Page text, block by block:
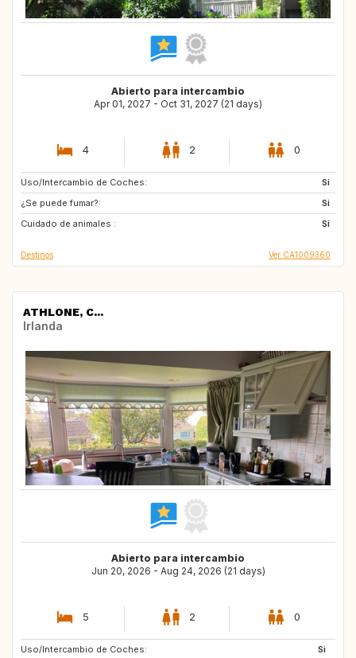
Abierto para intercambio
Apr 01, 2027 - Oct 31, 2027 (21 days)
4 2 0
Uso/Intercambio de Coches:
Si
¿Se puede fumar?:
Si
Cuidado de animales :
Si
IT
FR
Destinos Ver CA1009360
ATHLONE, C...
Irlanda
Abierto para intercambio
Jun 20, 2026 - Aug 24, 2026 (21 days)
5 2 0
Uso/Intercambio de Coches:
Si
NL